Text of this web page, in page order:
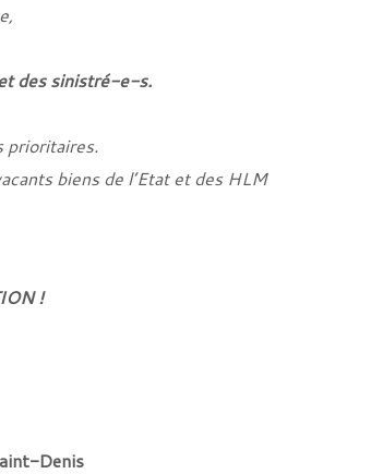
des sinistré-e-s.
prioritaires.
biens de l’Etat et des HLM
!
Denis